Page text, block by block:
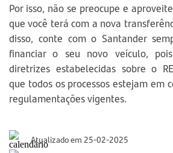
Por isso, não se preocupe e
que você terá com a nova
disso, conte com o Santander
financiar o seu novo veículo,
diretrizes estabelecidas sobre o
que todos os processos estejam em
regulamentações vigentes.
Atualizado em 25-02-2025